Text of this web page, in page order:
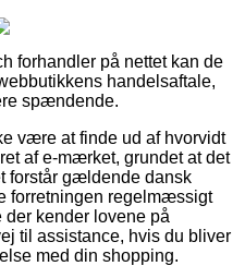
forhandler på nettet kan de
handelsaftale,
spændende.
være at finde ud af hvorvidt
af e-mærket, grundet at det
forstår gældende dansk
forretningen regelmæssigt
kender lovene på
til assistance, hvis du bliver
med din shopping.